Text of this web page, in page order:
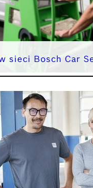
sieci Bosch Car